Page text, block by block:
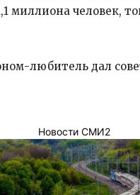
миллиона человек,
любитель дал
Новости СМИ2